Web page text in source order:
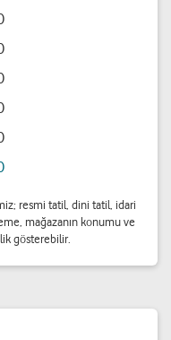
resmi tatil, dini tatil, idari
mağazanın konumu ve
gösterebilir.